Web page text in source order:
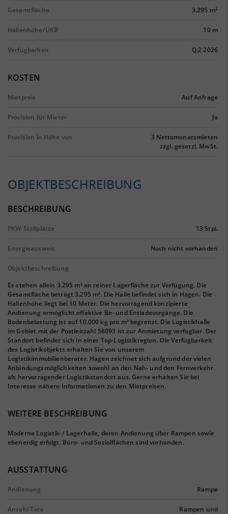
Gesamtfläche 3.295 m2
Hallenhöhe/UKB 10 m
Verfügbarkeit Q.2 2026
KOSTEN
Mietpreis Auf Anfrage
Provision für Mieter Ja
Provision in Höhe von
3 Nettomonatsmieten
zzgl. gesetzl. MwSt.
OBJEKTBESCHREIBUNG
BESCHREIBUNG
PKW-Stellplätze 13 Stpl.
Energieausweis Noch nicht vorhanden
Objektbeschreibung
Es stehen allein 3.295 m² an reiner Lagerfläche zur Verfügung. Die
Gesamtfläche beträgt 3.295 m². Die Halle befindet sich in Hagen. Die
Hallenhöhe liegt bei 10 Meter. Die hervorragend konzipierte
Andienung ermöglicht effektive Be- und Entladevorgänge. Die
Bodenbelastung ist auf 10.000 kg pro m² begrenzt. Die Logistikhalle
im Gebiet mit der Postleitzahl 58093 ist zur Anmietung verfügbar. Der
Standort befindet sich in einer Top-Logistikregion. Die Verfügbarkeit
des Logistikobjekts erhalten Sie von unserem
Logistikimmobilienberater. Hagen zeichnet sich aufgrund der vielen
Anbindungsmöglichkeiten sowohl an den Nah- und den Fernverkehr
als hervorragender Logistikstandort aus. Gerne erhalten Sie bei
Interesse nähere Informationen zu den Mietpreisen.
WEITERE BESCHREIBUNG
Moderne Logistik-/ Lagerhalle, deren Andienung über Rampen sowie
ebenerdig erfolgt. Büro- und Sozialflächen sind vorhanden.
AUSSTATTUNG
Andienung Rampe
Anzahl Tore
Rampen und